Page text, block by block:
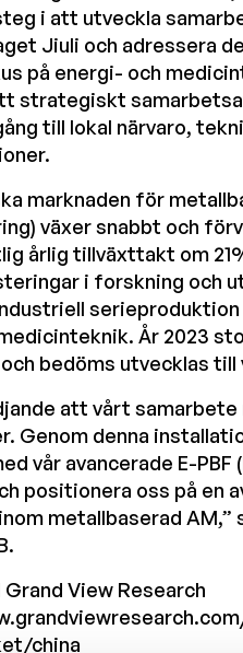
i att utveckla
Jiuli och adressera
på energi- och
strategiskt
till lokal närvaro,
marknaden för
växer snabbt och
årlig tillväxttakt om
i forskning och
År 2023
bedöms utvecklas
att vårt
Genom denna
vår avancerade E-PBF
positionera oss på en
metallbaserad AM,”
Grand View Research
china